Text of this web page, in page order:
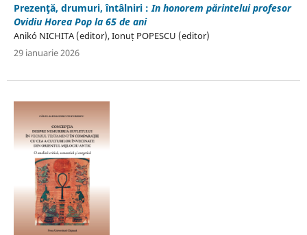
Prezenţă, drumuri, întâlniri : In honorem părintelui profesor
Ovidiu Horea Pop la 65 de ani
Anikó NICHITA (editor), Ionuț POPESCU (editor)
29 ianuarie 2026